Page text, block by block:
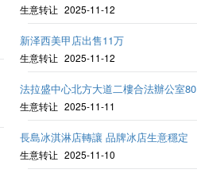
生意转让 2025-11-12
新泽西美甲店出售11万
生意转让 2025-11-12
法拉盛中心北方大道二樓合法辦公室80
生意转让 2025-11-11
長島冰淇淋店轉讓 品牌冰店生意穩定
生意转让 2025-11-10